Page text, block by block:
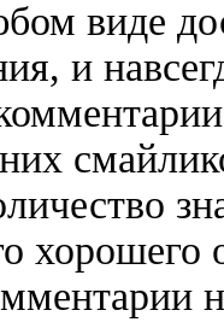
виде
и